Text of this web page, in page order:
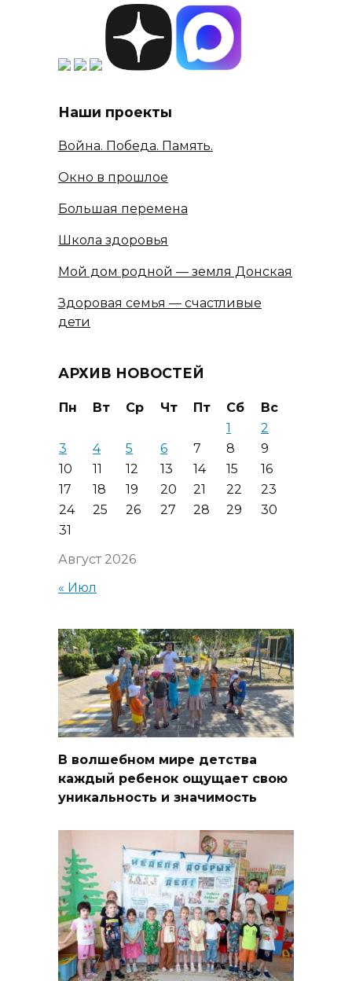
Наши проекты
Война. Победа. Память.
Окно в прошлое
Большая перемена
Школа здоровья
Мой дом родной — земля Донская
Здоровая семья — счастливые
дети
АРХИВ НОВОСТЕЙ
Август 2026
Пн Вт Ср Чт Пт Сб
Вс
1
2
3
4 5 6 7 8
9
10
11 12 13 14 15
16
17
18 19 20 21 22
23
24
25 26 27 28 29
30
31
« Июл
В волшебном мире детства
каждый ребенок ощущает свою
уникальность и значимость